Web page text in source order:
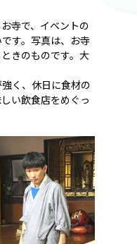
寺で、イベントの
す。写真は、お寺
きのものです。大
く、休日に食材の
い飲食店をめぐっ